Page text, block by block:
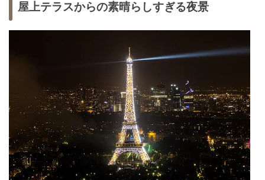
屋上テラスからの素晴らしすぎる夜景